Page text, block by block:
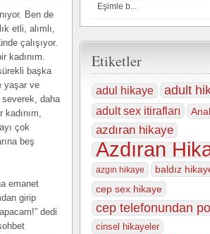
Ben de
etli, alımlı,
çalışıyor.
kadınım.
başka
yaşar ve
daha
çok
beş
emanet
girip
dedi
Eşimle b...
Etiketler
adul hikaye adult
adult sex itirafları
azdıran hikaye
Azdıran
azgın hikaye
baldız
cep sex hikaye
cep telefonundan
cinsel hikayeler